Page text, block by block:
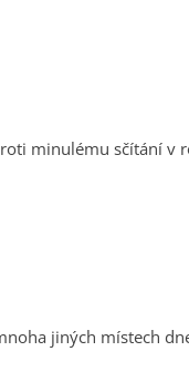
minulému sčítání v
jiných místech